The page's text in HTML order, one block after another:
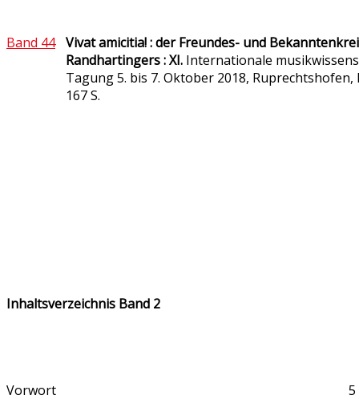
Band 44 Vivat amicitia! : der Freundes- und
Randhartingers : XI. Internationale
Tagung 5. bis 7. Oktober 2018, Ruprechtshofen,
167 S.
Inhaltsverzeichnis Band 2
Vorwort 5